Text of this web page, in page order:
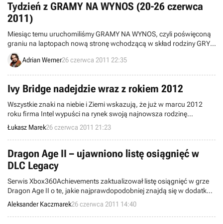
Tydzień z GRAMY NA WYNOS (20-26 czerwca
2011)
Miesiąc temu uruchomiliśmy GRAMY NA WYNOS, czyli poświęconą
graniu na laptopach nową stronę wchodzącą w skład rodziny GRY-
OnLine S.A. Teraz postanowiliśmy raz w tygodniu publikować
newsa podsumowującego ciekawe materiały publikowane na tym
Adrian Werner26 czerwca 2011 22:35
Ivy Bridge nadejdzie wraz z rokiem 2012
Wszystkie znaki na niebie i Ziemi wskazują, że już w marcu 2012
roku firma Intel wypuści na rynek swoją najnowsza rodzinę
procesorów opartych o architekturę "Ivy Bridge". Wcześniejsze głosy
wskazywały raczej na "końcówkę 2011 roku", najwyraźniej jednak
trzy dodatkowe miesiące są potrzebne firmie do spokojnego
przejścia z technologii 32nm do 22nm (w takiej właśnie technologii
projektowane są najnowsze układy).
Łukasz Marek26 czerwca 2011 21:23
Dragon Age II – ujawniono listę osiągnięć w
DLC Legacy
Serwis Xbox360Achievements zaktualizował listę osiągnięć w grze
Dragon Age II o te, jakie najprawdopodobniej znajdą się w dodatku
DLC Legacy, który oficjalnie zaprezentowany zostanie dopiero w
przyszłym miesiącu. Jeśli informacje okażą się prawdziwe, gracze
mogą szykować się na wyprawę w góry Vimmark.
Aleksander Kaczmarek26 czerwca 2011 14:40